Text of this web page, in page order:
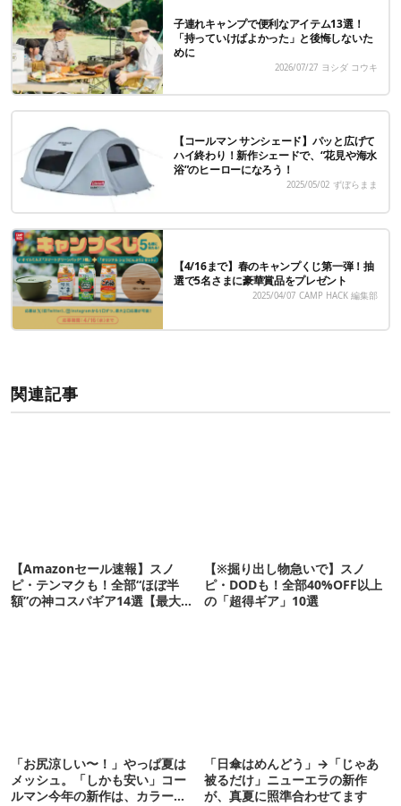
子連れキャンプで便利なアイテム13選！
「持っていけばよかった」と後悔しないた
めに
2026/07/27 ヨシダ コウキ
【コールマン サンシェード】パッと広げて
ハイ終わり！新作シェードで、“花見や海水
浴”のヒーローになろう！
2025/05/02 ずぼらまま
【4/16まで】春のキャンプくじ第一弾！抽
選で5名さまに豪華賞品をプレゼント
2025/04/07 CAMP HACK 編集部
関連記事
【Amazonセール速報】スノ
ピ・テンマクも！全部“ほぼ半
額”の神コスパギア14選【最大
【※掘り出し物急いで】スノ
ピ・DODも！全部40%OFF以上
の「超得ギア」10選
「お尻涼しい〜！」やっぱ夏は
メッシュ。「しかも安い」コー
ルマン今年の新作は、カラーも
「日傘はめんどう」→「じゃあ
被るだけ」ニューエラの新作
が、真夏に照準合わせてます